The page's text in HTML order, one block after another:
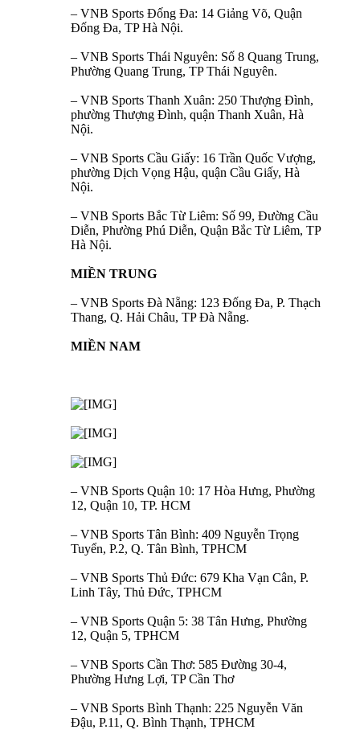
– VNB Sports Đống Đa: 14 Giảng Võ, Quận
Đống Đa, TP Hà Nội.
– VNB Sports Thái Nguyên: Số 8 Quang Trung,
Phường Quang Trung, TP Thái Nguyên.
– VNB Sports Thanh Xuân: 250 Thượng Đình,
phường Thượng Đình, quận Thanh Xuân, Hà
Nội.
– VNB Sports Cầu Giấy: 16 Trần Quốc Vượng,
phường Dịch Vọng Hậu, quận Cầu Giấy, Hà
Nội.
– VNB Sports Bắc Từ Liêm: Số 99, Đường Cầu
Diễn, Phường Phú Diễn, Quận Bắc Từ Liêm, TP
Hà Nội.
MIỀN TRUNG
– VNB Sports Đà Nẵng: 123 Đống Đa, P. Thạch
Thang, Q. Hải Châu, TP Đà Nẵng.
MIỀN NAM
– VNB Sports Quận 10: 17 Hòa Hưng, Phường
12, Quận 10, TP. HCM
– VNB Sports Tân Bình: 409 Nguyễn Trọng
Tuyển, P.2, Q. Tân Bình, TPHCM
– VNB Sports Thủ Đức: 679 Kha Vạn Cân, P.
Linh Tây, Thủ Đức, TPHCM
– VNB Sports Quận 5: 38 Tân Hưng, Phường
12, Quận 5, TPHCM
– VNB Sports Cần Thơ: 585 Đường 30-4,
Phường Hưng Lợi, TP Cần Thơ
– VNB Sports Bình Thạnh: 225 Nguyễn Văn
Đậu, P.11, Q. Bình Thạnh, TPHCM